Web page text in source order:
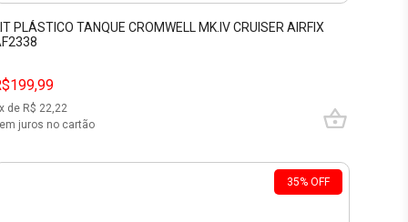
PLÁSTICO TANQUE CROMWELL MK.IV CRUISER AIRFIX
x de R$ 22,22
juros no cartão
35% OFF